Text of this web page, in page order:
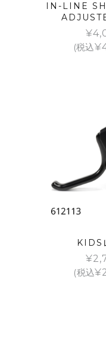
IN-LINE
¥
(税込¥
KIDS
¥
(税込¥